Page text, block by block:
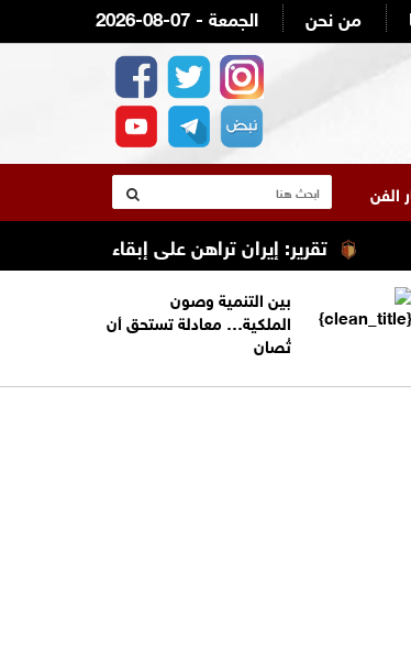
2026-08-07 - الجمعة من نحن
الفن
تقرير: إيران تراهن على إبقاء ترامب عالقًا في
بين التنمية وصون
الملكية… معادلة تستحق أن
تُصان